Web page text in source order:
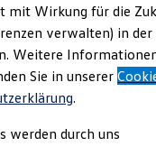
Gebrauchtwagen
mit Wirkung für die
verwalten) in der
Weitere
Sie in unserer
.
werden durch uns